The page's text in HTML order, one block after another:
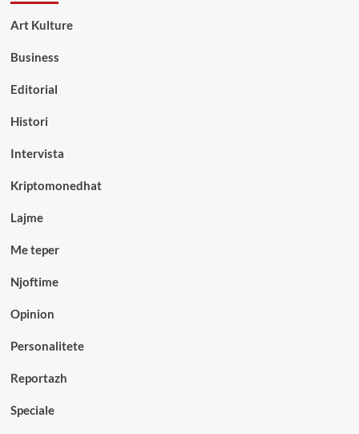
Art Kulture
Business
Editorial
Histori
Intervista
Kriptomonedhat
Lajme
Me teper
Njoftime
Opinion
Personalitete
Reportazh
Speciale